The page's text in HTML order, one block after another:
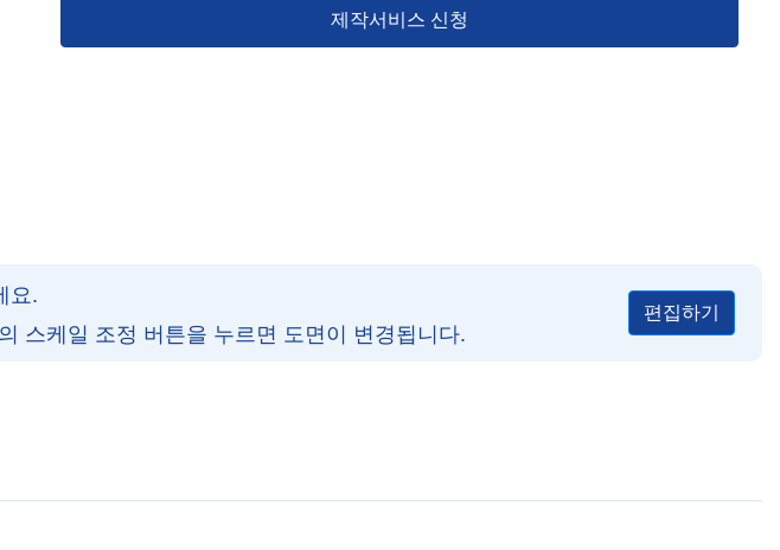
제작서비스 신청
요.
스케일 조정 버튼을 누르면 도면이 변경됩니다.
편집하기